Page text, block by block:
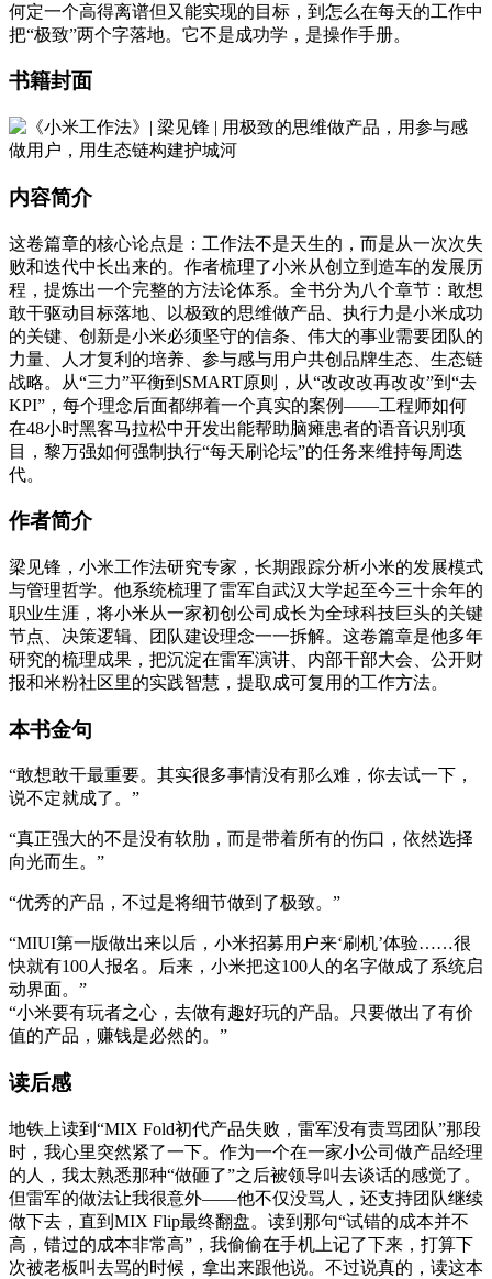
何定一个高得离谱但又能实现的目标，到怎么在每天的工作中
把“极致”两个字落地。它不是成功学，是操作手册。
书籍封面
内容简介
这卷篇章的核心论点是：工作法不是天生的，而是从一次次失
败和迭代中长出来的。作者梳理了小米从创立到造车的发展历
程，提炼出一个完整的方法论体系。全书分为八个章节：敢想
敢干驱动目标落地、以极致的思维做产品、执行力是小米成功
的关键、创新是小米必须坚守的信条、伟大的事业需要团队的
力量、人才复利的培养、参与感与用户共创品牌生态、生态链
战略。从“三力”平衡到SMART原则，从“改改改再改改”到“去
KPI”，每个理念后面都绑着一个真实的案例——工程师如何
在48小时黑客马拉松中开发出能帮助脑瘫患者的语音识别项
目，黎万强如何强制执行“每天刷论坛”的任务来维持每周迭
代。
作者简介
梁见锋，小米工作法研究专家，长期跟踪分析小米的发展模式
与管理哲学。他系统梳理了雷军自武汉大学起至今三十余年的
职业生涯，将小米从一家初创公司成长为全球科技巨头的关键
节点、决策逻辑、团队建设理念一一拆解。这卷篇章是他多年
研究的梳理成果，把沉淀在雷军演讲、内部干部大会、公开财
报和米粉社区里的实践智慧，提取成可复用的工作方法。
本书金句
“敢想敢干最重要。其实很多事情没有那么难，你去试一下，
说不定就成了。”
“真正强大的不是没有软肋，而是带着所有的伤口，依然选择
向光而生。”
“优秀的产品，不过是将细节做到了极致。”
“MIUI第一版做出来以后，小米招募用户来‘刷机’体验……很
快就有100人报名。后来，小米把这100人的名字做成了系统启
动界面。”
“小米要有玩者之心，去做有趣好玩的产品。只要做出了有价
值的产品，赚钱是必然的。”
读后感
地铁上读到“MIX Fold初代产品失败，雷军没有责骂团队”那段
时，我心里突然紧了一下。作为一个在一家小公司做产品经理
的人，我太熟悉那种“做砸了”之后被领导叫去谈话的感觉了。
但雷军的做法让我很意外——他不仅没骂人，还支持团队继续
做下去，直到MIX Flip最终翻盘。读到那句“试错的成本并不
高，错过的成本非常高”，我偷偷在手机上记了下来，打算下
次被老板叫去骂的时候，拿出来跟他说。不过说真的，读这本